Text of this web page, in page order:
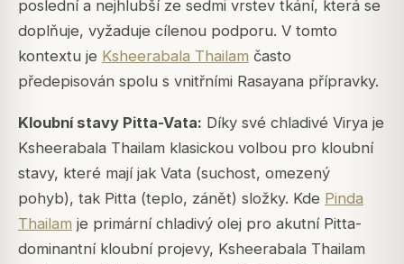
poslední a nejhlubší ze sedmi vrstev tkání, která se
doplňuje, vyžaduje cílenou podporu. V tomto
kontextu je Ksheerabala Thailam často
předepisován spolu s vnitřními Rasayana přípravky.
Kloubní stavy Pitta-Vata: Díky své chladivé Virya je
Ksheerabala Thailam klasickou volbou pro kloubní
stavy, které mají jak Vata (suchost, omezený
pohyb), tak Pitta (teplo, zánět) složky. Kde Pinda
Thailam je primární chladivý olej pro akutní Pitta-
dominantní kloubní projevy, Ksheerabala Thailam